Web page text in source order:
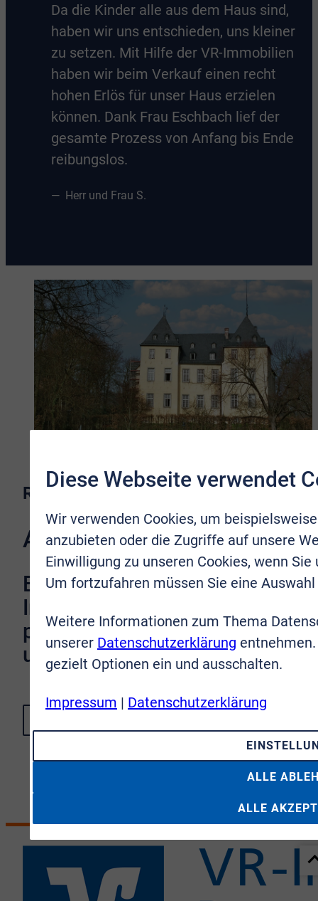
Da die Kinder alle aus dem Haus sind,
haben wir uns entschieden, uns kleiner
zu setzen. Mit Hilfe der VR-Immobilien
haben wir beim Verkauf einen recht
hohen Erlös für unser Haus erzielen
können. Dank Frau Eschbach lief der
gesamte Prozess von Anfang bis Ende
reibungslos.
Herr und Frau S.
Regionen
Alfter
Entdecken Sie attraktive
Immobilien in Alfter und
profitieren Sie von unserem
umfassenden Service.
Diese Webseite verwendet
Wir verwenden Cookies, um
anzubieten oder die Zugriffe auf unsere
Einwilligung zu unseren Cookies, wenn
Um fortzufahren müssen Sie eine
Weitere Informationen zum Thema
unserer Datenschutzerklärung
gezielt Optionen ein und ausschalten.
Impressum | Datenschutzerklärung
ALLE
ALLE